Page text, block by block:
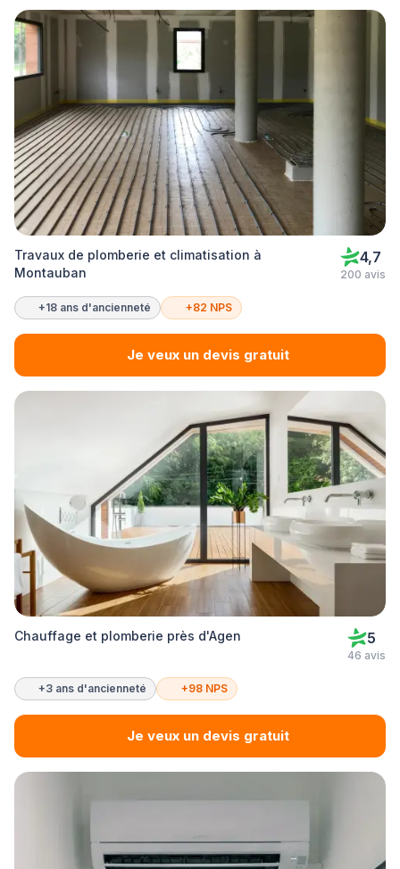
Travaux de plomberie et climatisation à
Montauban
4,7
200 avis
+18 ans d'ancienneté +82 NPS
Je veux un devis gratuit
Chauffage et plomberie près d'Agen 5
46 avis
+3 ans d'ancienneté +98 NPS
Je veux un devis gratuit